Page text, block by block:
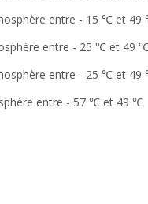
entre - 15 ℃ et
entre - 25 ℃ et 49
entre - 25 ℃ et
entre - 57 ℃ et 49 ℃